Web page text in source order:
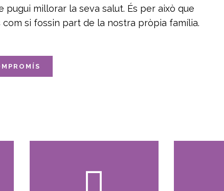
pugui millorar la seva salut. És per això que
si fossin part de la nostra pròpia família.